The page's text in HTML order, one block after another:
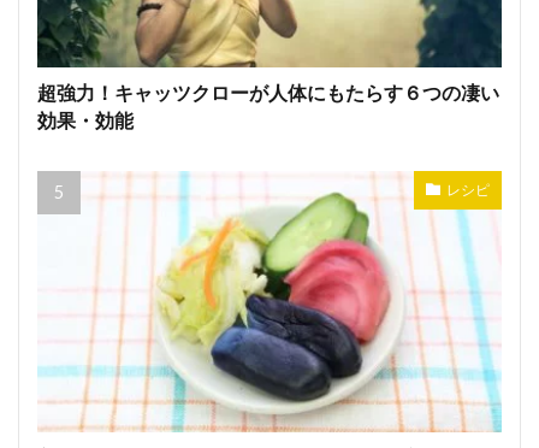
超強力！キャッツクローが人体にもたらす６つの凄い
効果・効能
レシピ